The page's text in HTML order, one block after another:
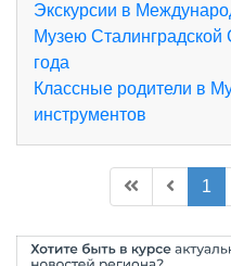
Экскурсии в
Музею
года
Классные родители в
инструментов
1